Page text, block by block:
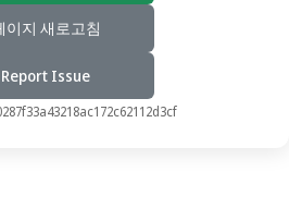
이지 새로고침
Report Issue